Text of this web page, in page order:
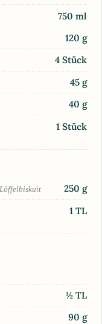
750 ml
120 g
4 Stück
45 g
40 g
1 Stück
250 g
1 TL
½ TL
90 g